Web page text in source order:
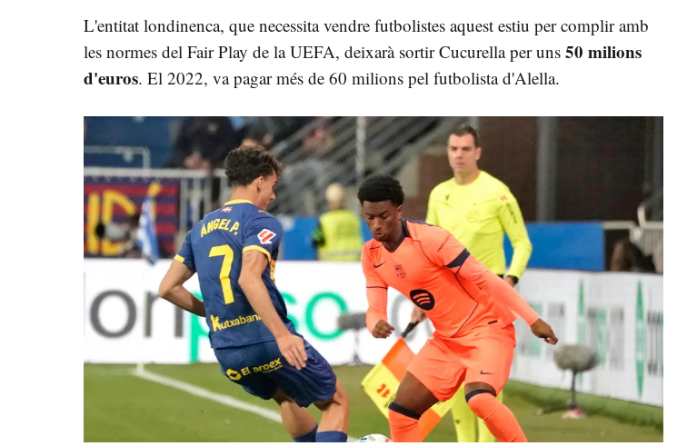
L'entitat londinenca, que necessita vendre futbolistes aquest estiu per complir amb
les normes del Fair Play de la UEFA, deixarà sortir Cucurella per uns 50 milions
d'euros. El 2022, va pagar més de 60 milions pel futbolista d'Alella.